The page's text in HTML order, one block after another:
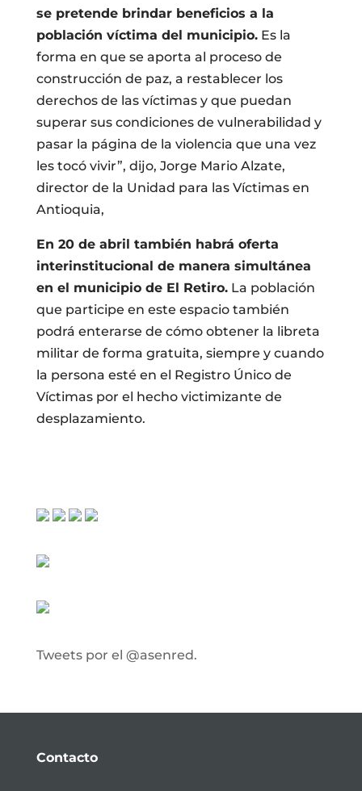
se pretende brindar beneficios a la
población víctima del municipio.Es la
forma en que se aporta al proceso de
construcción de paz, a restablecer los
derechos de las víctimas y que puedan
superar sus condiciones de vulnerabilidad y
pasar la página de la violencia que una vez
les tocó vivir”, dijo, Jorge Mario Alzate,
director de la Unidad para las Víctimas en
Antioquia,
En 20 de abril también habrá oferta
interinstitucional de manera simultánea
en el municipio de El Retiro.La población
que participe en este espacio también
podrá enterarse de cómo obtener la libreta
militar de forma gratuita, siempre y cuando
la persona esté en el Registro Único de
Víctimas por el hecho victimizante de
desplazamiento.
Tweets por el @asenred.
Contacto